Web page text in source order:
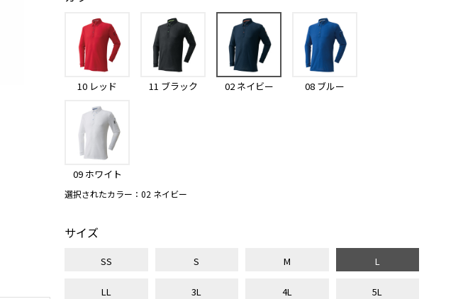
10 レッド 11 ブラック 02 ネイビー 08 ブルー
09 ホワイト
選択されたカラー：02 ネイビー
サイズ
SS S M L
LL 3L 4L 5L